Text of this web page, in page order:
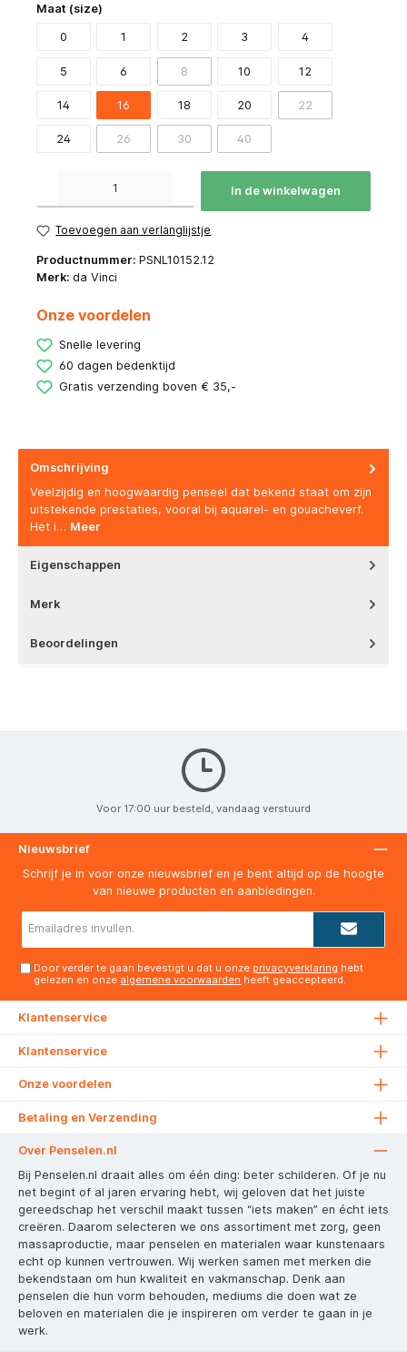
Maat (size)
0 1 2 3 4
5 6 8 10 12
14 16 18 20 22
24 26 30 40
In de winkelwagen
Toevoegen aan verlanglijstje
Productnummer: PSNL10152.12
Merk: da Vinci
Onze voordelen
Snelle levering
60 dagen bedenktijd
Gratis verzending boven € 35,-
Omschrijving
Veelzijdig en hoogwaardig penseel dat bekend staat om zijn
uitstekende prestaties, vooral bij aquarel- en gouacheverf.
Het i… Meer
Eigenschappen
Merk
Beoordelingen
Voor 17:00 uur besteld, vandaag verstuurd
Nieuwsbrief
Schrijf je in voor onze nieuwsbrief en je bent altijd op de hoogte
van nieuwe producten en aanbiedingen.
Door verder te gaan bevestigt u dat u onze privacyverklaring hebt
gelezen en onze algemene voorwaarden heeft geaccepteerd.
Klantenservice
Klantenservice
Onze voordelen
Betaling en Verzending
Over Penselen.nl
Bij Penselen.nl draait alles om één ding: beter schilderen. Of je nu
net begint of al jaren ervaring hebt, wij geloven dat het juiste
gereedschap het verschil maakt tussen “iets maken” en écht iets
creëren. Daarom selecteren we ons assortiment met zorg, geen
massaproductie, maar penselen en materialen waar kunstenaars
echt op kunnen vertrouwen. Wij werken samen met merken die
bekendstaan om hun kwaliteit en vakmanschap. Denk aan
penselen die hun vorm behouden, mediums die doen wat ze
beloven en materialen die je inspireren om verder te gaan in je
werk.